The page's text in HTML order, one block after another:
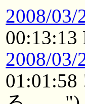
2008/03/
00:13:13
2008/03/